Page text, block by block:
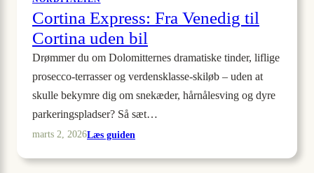
Cortina Express: Fra Venedig til
Cortina uden bil
Drømmer du om Dolomitternes dramatiske tinder, liflige
prosecco-terrasser og verdensklasse-skiløb – uden at
skulle bekymre dig om snekæder, hårnålesving og dyre
parkeringspladser? Så sæt…
marts 2, 2026Læs guiden